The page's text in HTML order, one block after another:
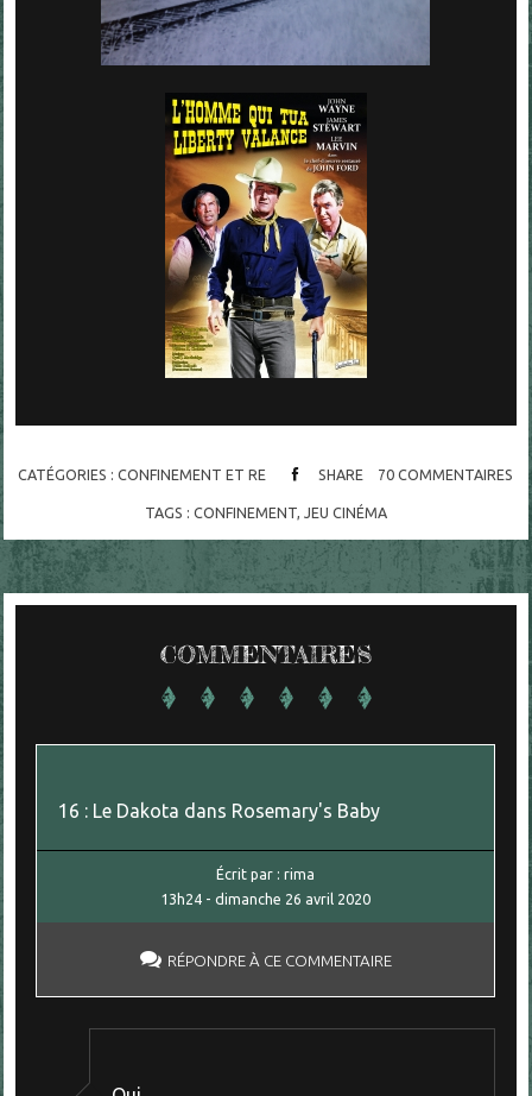
CATÉGORIES : CONFINEMENT ET RE SHARE 70 COMMENTAIRES
TAGS : CONFINEMENT, JEU CINÉMA
COMMENTAIRES
16 : Le Dakota dans Rosemary's Baby
Écrit par :rima
13h24 -dimanche 26 avril 2020
RÉPONDRE À CE COMMENTAIRE